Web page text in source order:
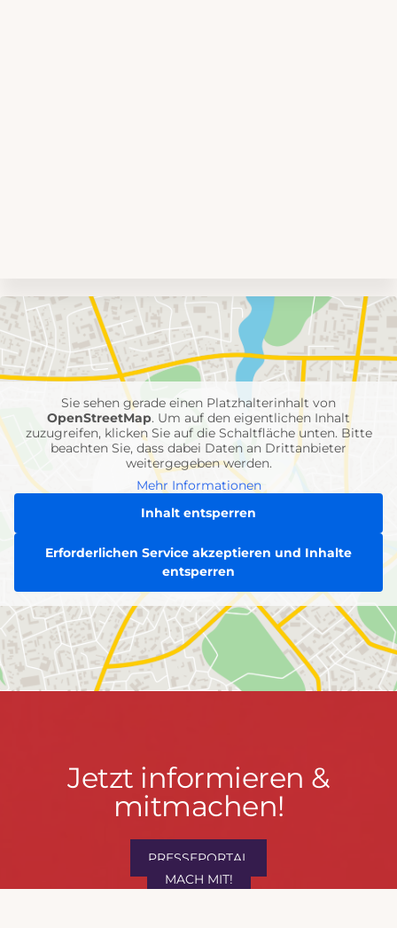
Umgebungskarte
mit
Feuerwehr-
Einheiten
Sie sehen gerade einen Platzhalterinhalt von
OpenStreetMap. Um auf den eigentlichen Inhalt
zuzugreifen, klicken Sie auf die Schaltfläche unten. Bitte
beachten Sie, dass dabei Daten an Drittanbieter
weitergegeben werden.
Mehr Informationen
Inhalt entsperren
Erforderlichen Service akzeptieren und Inhalte
entsperren
Jetzt
informieren
mitmachen!
Jetzt informieren &
mitmachen!
PRESSEPORTAL
MACH MIT!